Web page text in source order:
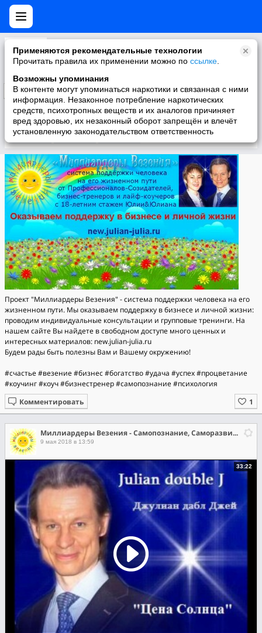
Применяются рекомендательные технологии
Прочитать правила их применении можно по ссылке
Возможны упоминания
В контенте могут упоминаться наркотики и связанная с ними
информация. Незаконное потребление наркотических
средств, психотропных веществ и их аналогов причиняет
вред здоровью, их незаконный оборот запрещён и влечёт
установленную законодательством ответственность
Подписаться
Участники О группе
Проект "Миллиардеры Везения" - система поддержки человека на его
жизненном пути. Мы оказываем поддержку в бизнесе и личной жизни:
проводим индивидуальные консультации и групповые тренинги. На
нашем сайте Вы найдете в свободном доступе много ценных и
интересных материалов: new.julian-julia.ru
Будем рады быть полезны Вам и Вашему окружению!
#счастье #везение #бизнес #богатство #удача #успех #процветание
#коучинг #коуч #бизнестренер #самопознание #психология
Комментировать
Миллиардеры Везения - Самопознание, Саморазвитие, Самореализация
9 мая 2018 в 13:59
33:22